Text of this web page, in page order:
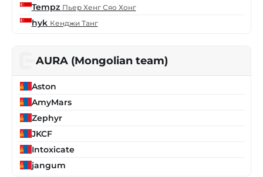
Tempz Пьер Хенг Сяо Хонг
hyk Кенджи Танг
AURA (Mongolian team)
Aston
AmyMars
Zephyr
JKCF
Intoxicate
jangum